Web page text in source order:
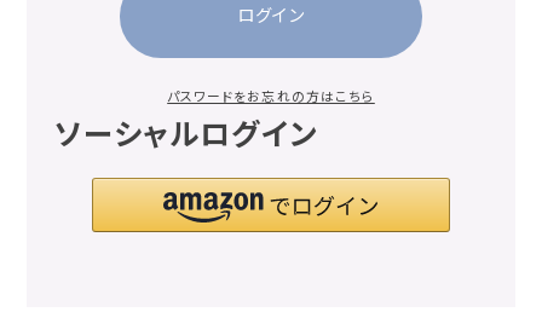
ログイン
パスワードをお忘れの方はこちら
ソーシャルログイン